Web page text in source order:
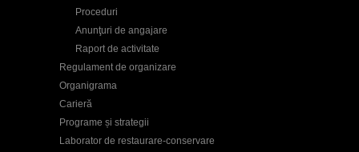
Proceduri
Anunţuri de angajare
Raport de activitate
Regulament de organizare
Organigrama
Carieră
Programe și strategii
Laborator de restaurare-conservare